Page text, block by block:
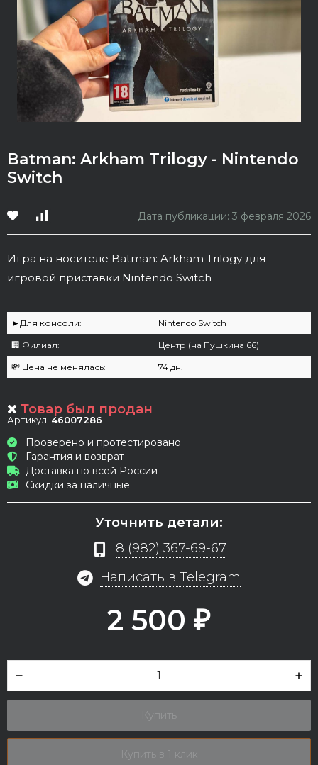
Batman: Arkham Trilogy - Nintendo
Switch
Дата публикации: 3 февраля 2026
Игра на носителе Batman: Arkham Trilogy для
игровой приставки Nintendo Switch
►Для консоли: Nintendo Switch
🏢 Филиал: Центр (на Пушкина 66)
💸 Цена не менялась: 74 дн.
Товар был продан
Артикул: 46007286
Проверено и протестировано
Гарантия и возврат
Доставка по всей России
Скидки за наличные
Уточнить детали:
8 (982) 367-69-67
Написать в Telegram
2 500 ₽
Купить
Купить в 1 клик